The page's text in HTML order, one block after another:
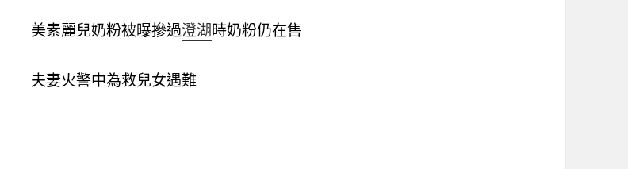
美素麗兒奶粉被曝摻過澄湖時奶粉仍在售
夫妻火警中為救兒女遇難